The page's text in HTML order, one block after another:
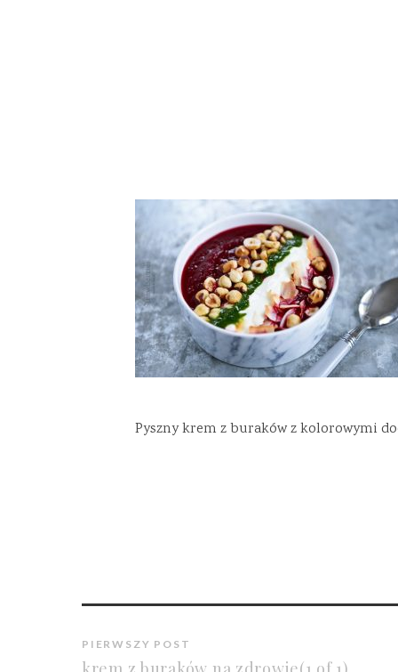
Pyszny krem z buraków z kolorowymi
PIERWSZY POST